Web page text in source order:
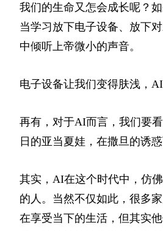
我们的生命又怎会成长呢？
当学习放下电子设备、放下
中倾听上帝微小的声音。
电子设备让我们变得肤浅，
再有，对于AI而言，我们要
日的亚当夏娃，在撒旦的诱
其实，AI在这个时代中，仿
的人。当然不仅如此，很多
在享受当下的生活，但其实